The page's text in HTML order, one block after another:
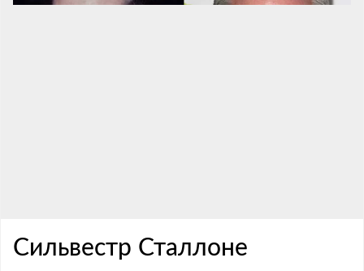
Сильвестр Сталлоне